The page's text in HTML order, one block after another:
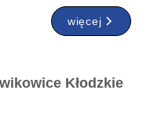
więcej
Kłodzkie